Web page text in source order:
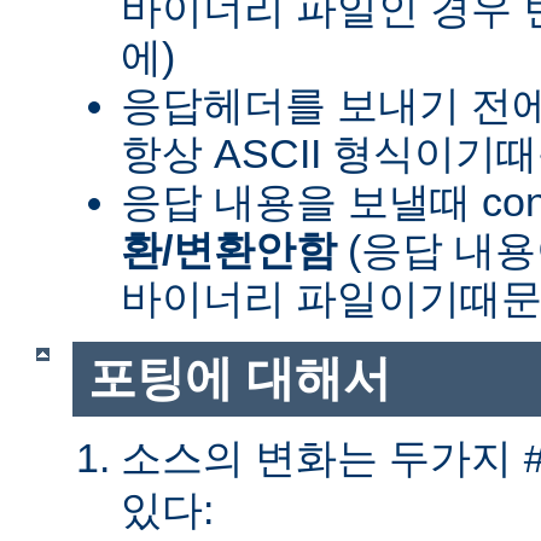
에)
응답헤더를 보내기 전
항상 ASCII 형식이기
응답 내용을 보낼때
환/변환안함(응답 내
바이너리 파일이기때
포팅에 대해서
소스의 변화는 두가지
있다: